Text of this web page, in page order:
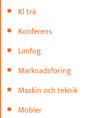
Kl trä
Konferens
Limfog
Marknadsföring
Maskin och teknik
Möbler